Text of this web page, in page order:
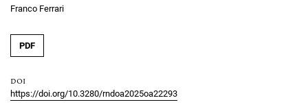
Franco Ferrari
PDF
DOI
https://doi.org/10.3280/rndoa2025oa22293